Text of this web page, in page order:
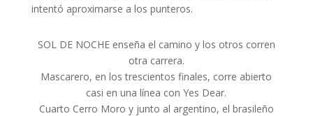
intentó aproximarse a los punteros.
SOL DE NOCHE enseña el camino y los otros corren
otra carrera.
Mascarero, en los trescientos finales, corre abierto
casi en una línea con Yes Dear.
Cuarto Cerro Moro y junto al argentino, el brasileño